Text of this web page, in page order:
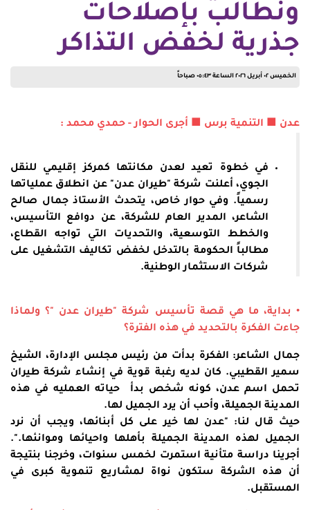
ونطالب بإصلاحات
جذرية لخفض التذاكر
الخميس ٠٢ أبريل ٢٠٢٦ الساعة ٠٥:٤٣ صباحاً
عدن ■ التنمية برس ■ أجرى الحوار - حمدي محمد :
في خطوة تعيد لعدن مكانتها كمركز إقليمي للنقل
الجوي، أعلنت شركة "طيران عدن" عن انطلاق عملياتها
رسمياً. وفي حوار خاص، يتحدث الأستاذ جمال صالح
الشاعر، المدير العام للشركة، عن دوافع التأسيس،
والخطط التوسعية، والتحديات التي تواجه القطاع،
مطالباً الحكومة بالتدخل لخفض تكاليف التشغيل على
شركات الاستثمار الوطنية.
• بداية، ما هي قصة تأسيس شركة "طيران عدن "؟ ولماذا
جاءت الفكرة بالتحديد في هذه الفترة؟
جمال الشاعر: الفكرة بدأت من رئيس مجلس الإدارة، الشيخ
سمير القطيبي. كان لديه رغبة قوية في إنشاء شركة طيران
تحمل اسم عدن، كونه شخص بدأ حياته العمليه في هذه
المدينة الجميلة، وأحب أن يرد الجميل لها.
حيث قال لنا: "عدن لها خير على كل أبنائها، ويجب أن نرد
الجميل لهذه المدينة الجميلة بأهلها واحيائها وموانئها.".
أجرينا دراسة متأنية استمرت لخمس سنوات، وخرجنا بنتيجة
أن هذه الشركة ستكون نواة لمشاريع تنموية كبرى في
المستقبل.